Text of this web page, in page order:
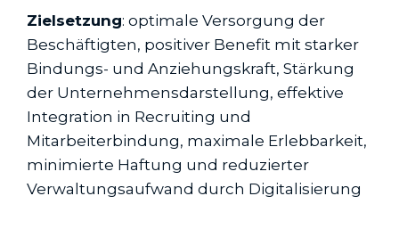
Zielsetzung: optimale Versorgung der
Beschäftigten, positiver Benefit mit starker
Bindungs- und Anziehungskraft, Stärkung
der Unternehmensdarstellung, effektive
Integration in Recruiting und
Mitarbeiterbindung, maximale Erlebbarkeit,
minimierte Haftung und reduzierter
Verwaltungsaufwand durch Digitalisierung